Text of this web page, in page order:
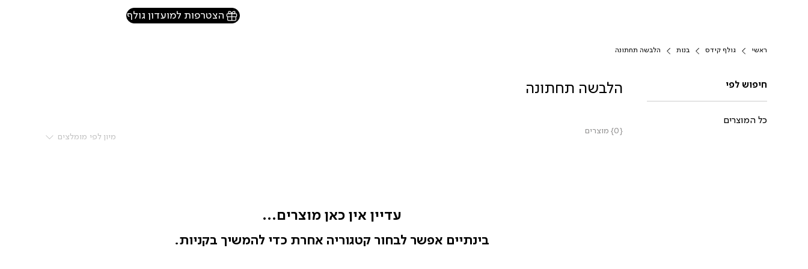
הצטרפות למועדון גולף
ראשי גולף קידס בנות הלבשה תחתונה
חיפוש לפי
כל המוצרים
הלבשה תחתונה
{0} מוצרים
מיון לפי מומלצים
עדיין אין כאן מוצרים...
בינתיים אפשר לבחור קטגוריה אחרת כדי להמשיך בקניות.